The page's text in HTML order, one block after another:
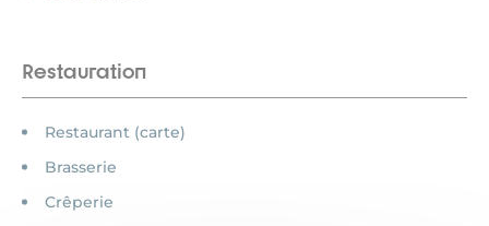
Restauration
Restaurant (carte)
Brasserie
Crêperie